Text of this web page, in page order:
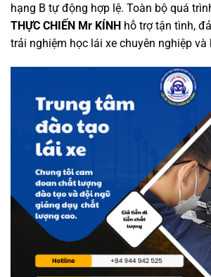
hạng B tự động hợp lệ. Toàn bộ quá
THỰC CHIẾN Mr KÍNH hỗ trợ tận tình,
trải nghiệm học lái xe chuyên nghiệp và